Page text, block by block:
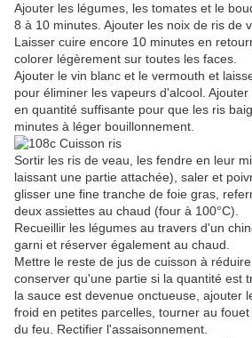
Ajouter les légumes, les tomates et le
8 à 10 minutes. Ajouter les noix de ris de
Laisser cuire encore 10 minutes en
colorer légèrement sur toutes les faces.
Ajouter le vin blanc et le vermouth et
pour éliminer les vapeurs d'alcool.
en quantité suffisante pour que les ris
minutes à léger bouillonnement.
Sortir les ris de veau, les fendre en leur
laissant une partie attachée), saler et
glisser une fine tranche de foie gras,
deux assiettes au chaud (four à 100°C).
Recueillir les légumes au travers d'un
garni et réserver également au chaud.
Mettre le reste de jus de cuisson à
conserver qu'une partie si la quantité est
la sauce est devenue onctueuse, ajouter
froid en petites parcelles, tourner au
du feu. Rectifier l'assaisonnement.